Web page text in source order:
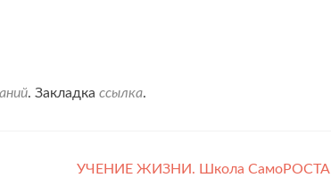
. Закладка ссылка.
УЧЕНИЕ ЖИЗНИ. Школа СамоРОСТА